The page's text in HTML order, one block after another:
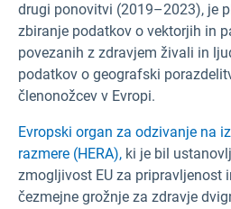
drugi ponovitvi (2019–2023), je
zbiranje podatkov o vektorjih in
povezanih z zdravjem živali in
podatkov o geografski
členonožcev v Evropi.
Evropski organ za odzivanje na
razmere (HERA), ki je bil
zmogljivost EU za pripravljenost
čezmejne grožnje za zdravje